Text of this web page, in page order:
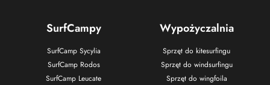
SurfCampy
SurfCamp Sycylia
SurfCamp Rodos
SurfCamp Leucate
Wypożyczalnia
Sprzęt do kitesurfingu
Sprzęt do windsurfingu
Sprzęt do wingfoila